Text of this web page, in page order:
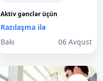
Aktiv gənclər üçün
Razılaşma ilə
Bakı
06 Avqust